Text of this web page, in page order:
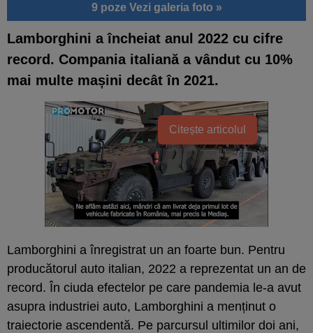
9 poze Vezi galeria foto »
Lamborghini a încheiat anul 2022 cu cifre
record. Compania italiană a vândut cu 10%
mai multe mașini decât în 2021.
Citește articolul
Lamborghini a înregistrat un an foarte bun. Pentru
producătorul auto italian, 2022 a reprezentat un an de
record. În ciuda efectelor pe care pandemia le-a avut
asupra industriei auto, Lamborghini a menținut o
traiectorie ascendentă. Pe parcursul ultimilor doi ani,